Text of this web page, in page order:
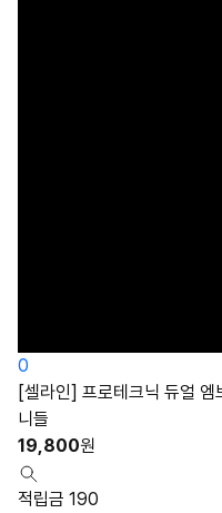
0
[셀라인] 프로테크닉 듀얼 엠
니들
19,800원
적립금 190